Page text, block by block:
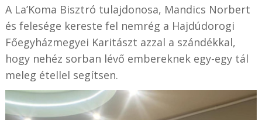
A La’Koma Bisztró tulajdonosa, Mandics Norbert
és felesége kereste fel nemrég a Hajdúdorogi
Főegyházmegyei Karitászt azzal a szándékkal,
hogy nehéz sorban lévő embereknek egy-egy tál
meleg étellel segítsen.